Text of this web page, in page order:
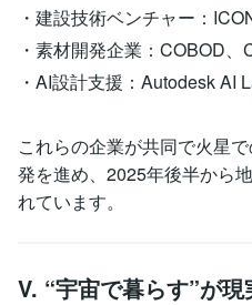
・建設技術ベンチャー：
・素材開発企業：COBOD
・AI設計支援：Autodesk AI
これらの企業が共同で火星
発を進め、2025年後半から
れています。
V. “宇宙で暮らす”が